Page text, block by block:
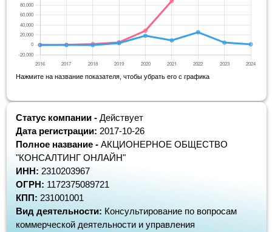
Нажмите на название показателя, чтобы убрать его с графика
Статус компании - Действует
Дата регистрации: 2017-10-26
Полное название - АКЦИОНЕРНОЕ ОБЩЕСТВО
"КОНСАЛТИНГ ОНЛАЙН"
ИНН: 2310203967
ОГРН: 1172375089721
КПП: 231001001
Вид деятельности: Консультирование по вопросам
коммерческой деятельности и управления